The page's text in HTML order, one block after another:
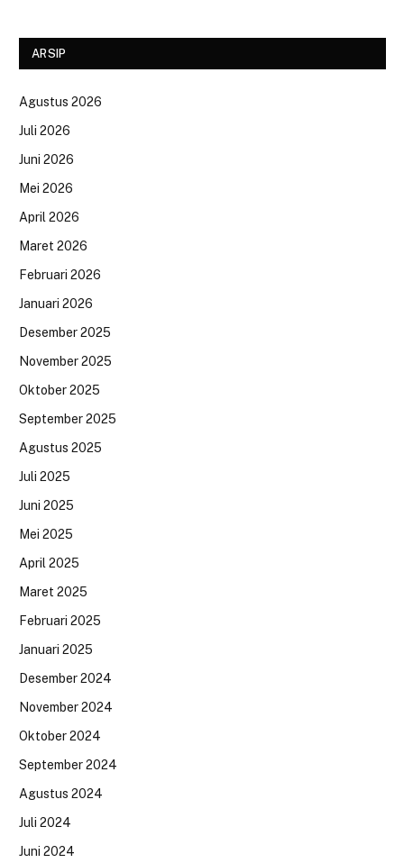
ARSIP
Agustus 2026
Juli 2026
Juni 2026
Mei 2026
April 2026
Maret 2026
Februari 2026
Januari 2026
Desember 2025
November 2025
Oktober 2025
September 2025
Agustus 2025
Juli 2025
Juni 2025
Mei 2025
April 2025
Maret 2025
Februari 2025
Januari 2025
Desember 2024
November 2024
Oktober 2024
September 2024
Agustus 2024
Juli 2024
Juni 2024